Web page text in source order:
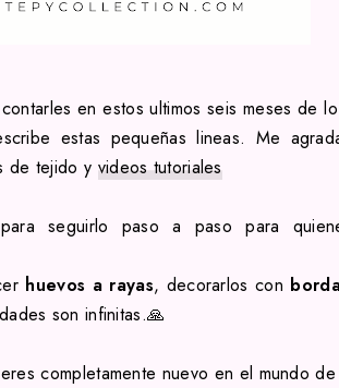
en estos ultimos seis meses de
estas pequeñas lineas. Me
de tejido y videos tutoriales
seguirlo paso a paso para
huevos a rayas, decorarlos con
son infinitas.🙏
completamente nuevo en el mundo